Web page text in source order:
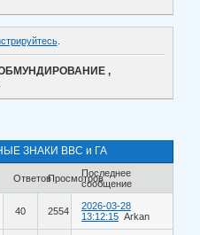
.
,
ЗНАКИ ВВС и ГА
ОтветовПросмотровПоследнее
сообщение
40 2554
2026-03-28
13:12:15 Arkan